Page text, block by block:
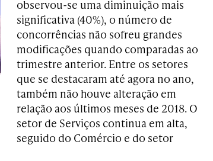
observou-se uma diminuição mais
significativa (40%), o número de
concorrências não sofreu grandes
modificações quando comparadas ao
trimestre anterior. Entre os setores
que se destacaram até agora no ano,
também não houve alteração em
relação aos últimos meses de 2018. O
setor de Serviços continua em alta,
seguido do Comércio e do setor